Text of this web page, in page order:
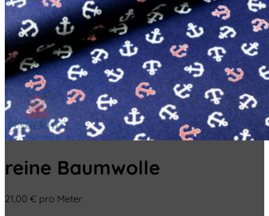
reine Baumwolle
21,00 € pro Meter